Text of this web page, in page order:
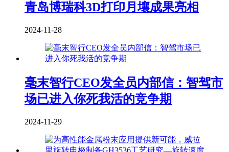
青岛博瑞科3D打印月壤成果亮相
2024-11-28
毫末智行CEO发全员内部信：智驾市
场已进入你死我活的竞争期
2024-11-29